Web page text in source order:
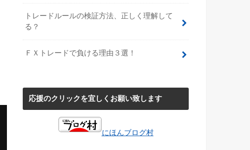
トレードルールの検証方法、正しく理解して
る？
ＦＸトレードで負ける理由３選！
応援のクリックを宜しくお願い致します
にほんブログ村